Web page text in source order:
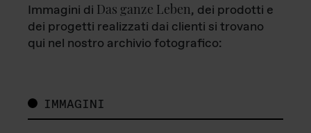
Immagini di Das ganze Leben, dei prodotti e
dei progetti realizzati dai clienti si trovano
qui nel nostro archivio fotografico:
IMMAGINI